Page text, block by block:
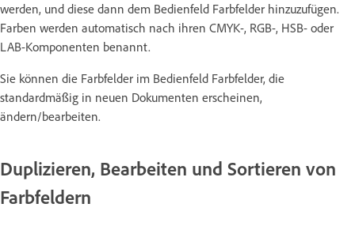
werden, und diese dann dem Bedienfeld Farbfelder hinzuzufügen.
Farben werden automatisch nach ihren CMYK-, RGB-, HSB- oder
LAB-Komponenten benannt.
Sie können die Farbfelder im Bedienfeld Farbfelder, die
standardmäßig in neuen Dokumenten erscheinen,
ändern/bearbeiten.
Duplizieren, Bearbeiten und Sortieren von
Farbfeldern